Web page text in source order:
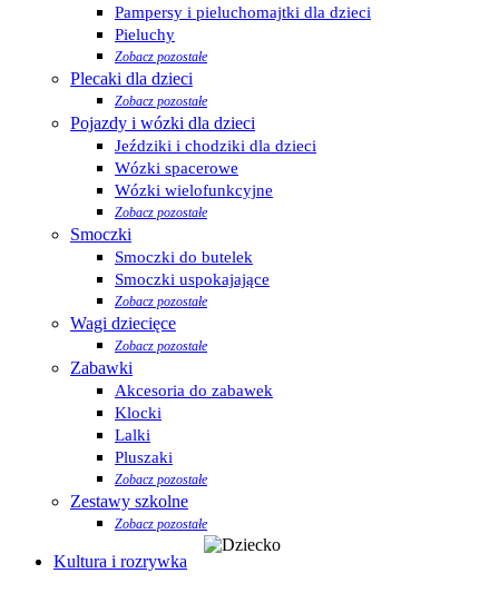
Pampersy i pieluchomajtki dla dzieci
Pieluchy
Zobacz pozostałe
Plecaki dla dzieci
Zobacz pozostałe
Pojazdy i wózki dla dzieci
Jeździki i chodziki dla dzieci
Wózki spacerowe
Wózki wielofunkcyjne
Zobacz pozostałe
Smoczki
Smoczki do butelek
Smoczki uspokajające
Zobacz pozostałe
Wagi dziecięce
Zobacz pozostałe
Zabawki
Akcesoria do zabawek
Klocki
Lalki
Pluszaki
Zobacz pozostałe
Zestawy szkolne
Zobacz pozostałe
Kultura i rozrywka